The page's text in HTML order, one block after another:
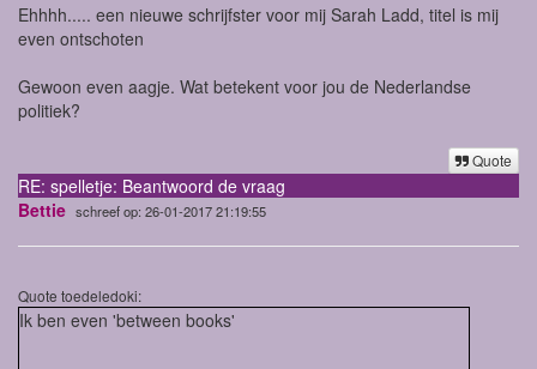
Ehhhh..... een nieuwe schrijfster voor mij Sarah Ladd, titel is mij
even ontschoten
Gewoon even aagje. Wat betekent voor jou de Nederlandse
politiek?
Quote
RE: spelletje: Beantwoord de vraag
Bettie schreef op: 26-01-2017 21:19:55
Quote toedeledoki:
Ik ben even 'between books'